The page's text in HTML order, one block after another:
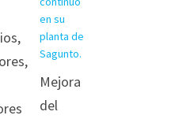
Mejora
del